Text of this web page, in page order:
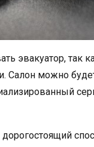
эвакуатор, так
Салон можно